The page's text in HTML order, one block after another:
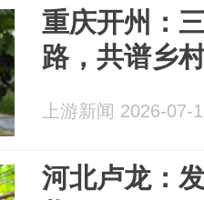
重庆开州：
路，共谱乡
上游新闻 2026-07-
河北卢龙：